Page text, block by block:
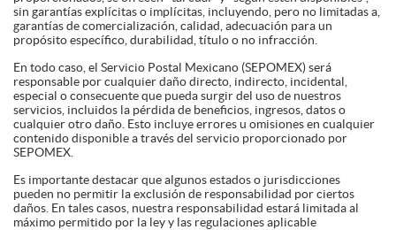
sin garantías explícitas o implícitas, incluyendo, pero no limitadas a,
garantías de comercialización, calidad, adecuación para un
propósito específico, durabilidad, título o no infracción.
En todo caso, el Servicio Postal Mexicano (SEPOMEX) será
responsable por cualquier daño directo, indirecto, incidental,
especial o consecuente que pueda surgir del uso de nuestros
servicios, incluidos la pérdida de beneficios, ingresos, datos o
cualquier otro daño. Esto incluye errores u omisiones en cualquier
contenido disponible a través del servicio proporcionado por
SEPOMEX.
Es importante destacar que algunos estados o jurisdicciones
pueden no permitir la exclusión de responsabilidad por ciertos
daños. En tales casos, nuestra responsabilidad estará limitada al
máximo permitido por la ley y las regulaciones aplicable